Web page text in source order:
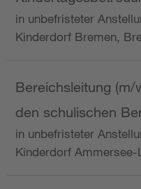
in unbefristeter
Kinderdorf Bremen,
Bereichsleitung (m/
den schulischen
in unbefristeter
Kinderdorf